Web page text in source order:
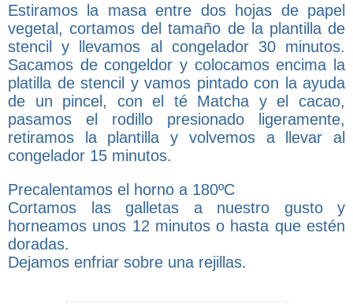
Estiramos la masa entre dos hojas de papel
vegetal, cortamos del tamaño de la plantilla de
stencil y llevamos al congelador 30 minutos.
Sacamos de congeldor y colocamos encima la
platilla de stencil y vamos pintado con la ayuda
de un pincel, con el té Matcha y el cacao,
pasamos el rodillo presionado ligeramente,
retiramos la plantilla y volvemos a llevar al
congelador 15 minutos.
Precalentamos el horno a 180ºC
Cortamos las galletas a nuestro gusto y
horneamos unos 12 minutos o hasta que estén
doradas.
Dejamos enfriar sobre una rejillas.